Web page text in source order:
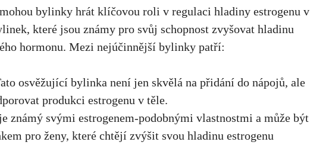
bylinky hrát klíčovou roli v regulaci hladiny estrogenu v
které jsou známy pro svůj schopnost zvyšovat hladinu
hormonu. Mezi nejúčinnější bylinky patří:
osvěžující bylinka není jen skvělá na přidání do nápojů, ale
produkci estrogenu v těle.
známý svými estrogenem-podobnými vlastnostmi a může být
pro ženy, které chtějí zvýšit svou hladinu estrogenu